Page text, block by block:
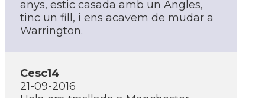
anys, estic casada amb un Angles,
tinc un fill, i ens acavem de mudar a
Warrington.
Cesc14
21-09-2016